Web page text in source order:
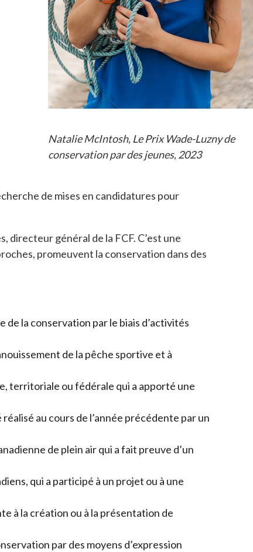
Natalie McIntosh, Le Prix Wade-Luzny de
conservation par des jeunes, 2023
de mises en candidatures pour
directeur général de la FCF. C’est une
promeuvent la conservation dans des
de la conservation par le biais d’activités
de la pêche sportive et à
territoriale ou fédérale qui a apporté une
au cours de l’année précédente par un
de plein air qui a fait preuve d’un
qui a participé à un projet ou à une
à la création ou à la présentation de
par des moyens d’expression